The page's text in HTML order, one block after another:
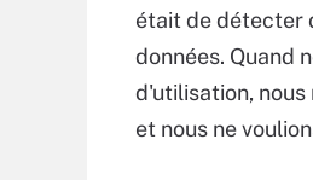
était de détecter
données. Quand
d'utilisation,
et nous ne